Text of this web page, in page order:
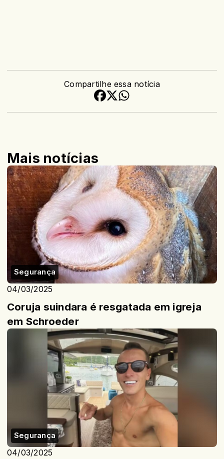
Compartilhe essa notícia
Mais notícias
Segurança
04/03/2025
Coruja suindara é resgatada em igreja
em Schroeder
Segurança
04/03/2025